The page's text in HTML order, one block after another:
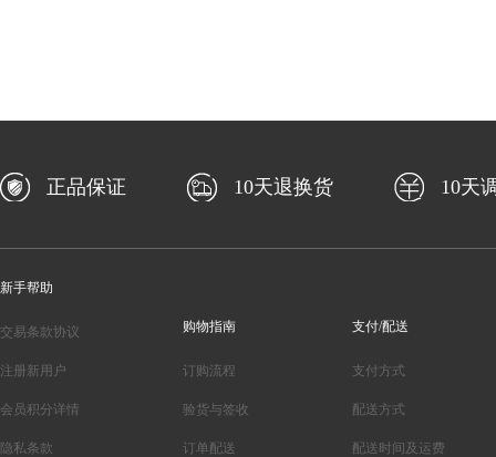
正品保证 10天退换货 10天
新手帮助
交易条款协议
注册新用户
会员积分详情
隐私条款
购物指南
订购流程
验货与签收
订单配送
支付/配送
支付方式
配送方式
配送时间及运费